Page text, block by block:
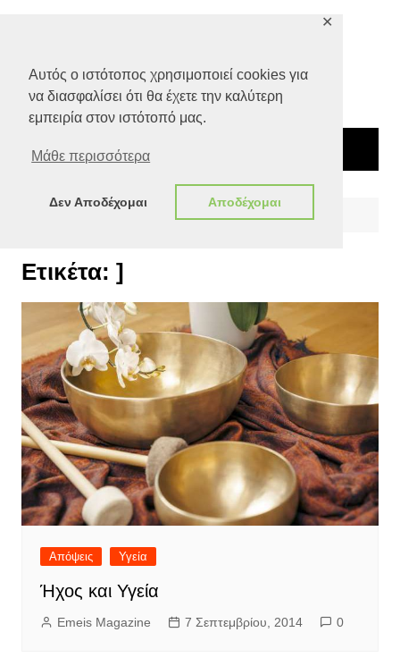
Αυτός ο ιστότοπος χρησιμοποιεί cookies για
να διασφαλίσει ότι θα έχετε την καλύτερη
εμπειρία στον ιστότοπό μας.
Μάθε περισσότερα
Δεν Αποδέχομαι Αποδέχομαι
✕
Ετικέτα: ]
Απόψεις Υγεία
Ήχος και Υγεία
Emeis Magazine 7 Σεπτεμβρίου, 2014 0